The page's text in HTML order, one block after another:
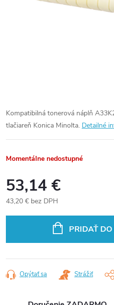
Kompatibilná tonerová náplň
tlačiareň Konica Minolta. Detailné
Momentálne nedostupné
53,14 €
43,20 € bez DPH
PRIDAŤ
Opýtať sa Strážiť